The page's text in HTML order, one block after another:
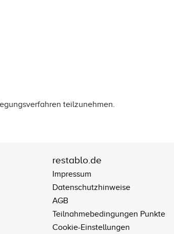
teilzunehmen.
restablo.de
Impressum
Datenschutzhinweise
AGB
Teilnahmebedingungen Punkte
Cookie-Einstellungen